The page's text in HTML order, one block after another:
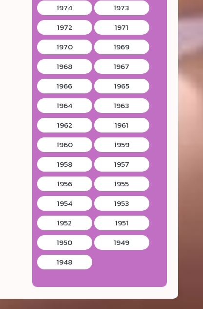
1974
1973
1972
1971
1970
1969
1968
1967
1966
1965
1964
1963
1962
1961
1960
1959
1958
1957
1956
1955
1954
1953
1952
1951
1950
1949
1948